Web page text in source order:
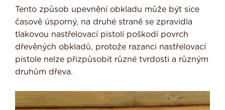
Tento způsob upevnění obkladu může být sice
časově úsporný, na druhé straně se zpravidla
tlakovou nastřelovací pistolí poškodí povrch
dřevěných obkladů, protože razanci nastřelovací
pistole nelze přizpůsobit různé tvrdosti a různým
druhům dřeva.